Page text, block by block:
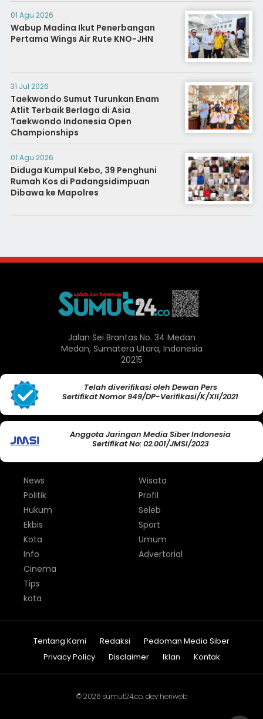
01 Agu 2026
Wabup Madina Ikut Penerbangan
Pertama Wings Air Rute KNO-JHN
31 Jul 2026
Taekwondo Sumut Turunkan Enam
Atlit Terbaik Berlaga di Asia
Taekwondo Indonesia Open
Championships
01 Agu 2026
Diduga Kumpul Kebo, 39 Penghuni
Rumah Kos di Padangsidimpuan
Dibawa ke Mapolres
Jalan Sei Brantas No. 34 Medan
Medan, Sumatera Utara, Indonesia
20215
Telah diverifikasi oleh Dewan Pers
Sertifikat Nomor 949/DP-Verifikasi/K/XII/2021
Anggota Jaringan Media Siber Indonesia
Sertifikat No: 02.001/JMSI/2023
News
Politik
Hukum
Ekbis
Kota
Info
Wisata
Profil
Seleb
Sport
Umum
Advertorial
Cinema
Tips
kota
Tentang Kami Redaksi
Pedoman Media Siber
Privacy Policy
Disclaimer Iklan Kontak
© 2026 sumut24.co. dev heriweb